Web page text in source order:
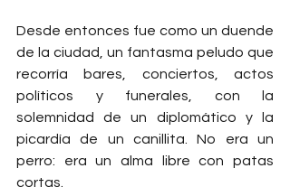
Desde entonces fue como un duende
de la ciudad, un fantasma peludo que
recorría bares, conciertos, actos
políticos y funerales, con la
solemnidad de un diplomático y la
picardía de un canillita. No era un
perro: era un alma libre con patas
cortas.